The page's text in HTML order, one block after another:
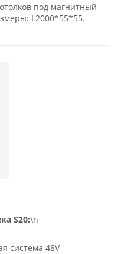
под магнитный
L2000*55*55.
S20:\n
система 48V